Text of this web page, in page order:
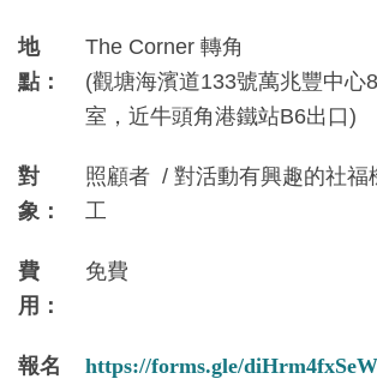
地
點：
The Corner 轉角
(觀塘海濱道133號萬兆豐中心
室，近牛頭角港鐵站B6出口)
對
象：
照顧者 / 對活動有興趣的社福
工
費
用：
免費
報名
https://forms.gle/